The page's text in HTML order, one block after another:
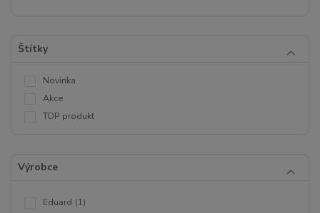
Štítky
Novinka
Akce
TOP produkt
Výrobce
Eduard (1)